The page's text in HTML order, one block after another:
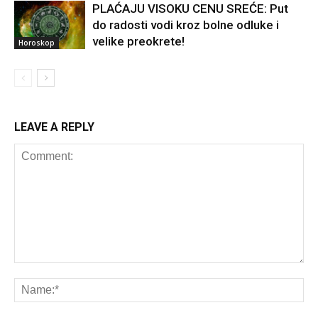
Horoskop
PLAĆAJU VISOKU CENU SREĆE: Put
do radosti vodi kroz bolne odluke i
velike preokrete!
LEAVE A REPLY